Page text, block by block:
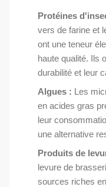
Protéines
vers de farine et
ont une teneur
haute qualité. Ils
durabilité et leur
Algues : Les
en acides gras
leur
une alternative
Produits de
levure de
sources riches